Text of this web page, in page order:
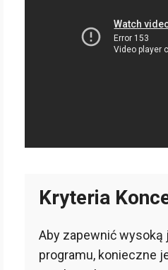
Kryteria
Aby zapewnić wysoką
programu, konieczne